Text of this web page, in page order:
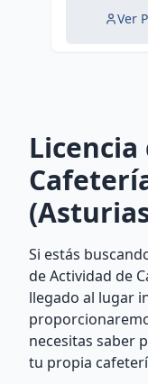
Ver
Si estás
de Actividad de
llegado al lugar
necesitas saber
tu propia